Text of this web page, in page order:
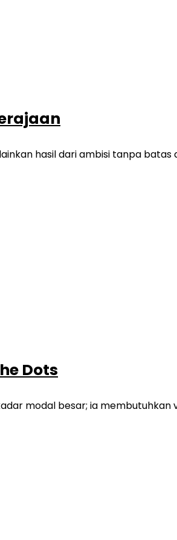
hasil dari ambisi tanpa batas
Dots
modal besar; ia membutuhkan